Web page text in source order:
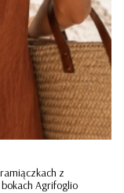
z
Agrifoglio